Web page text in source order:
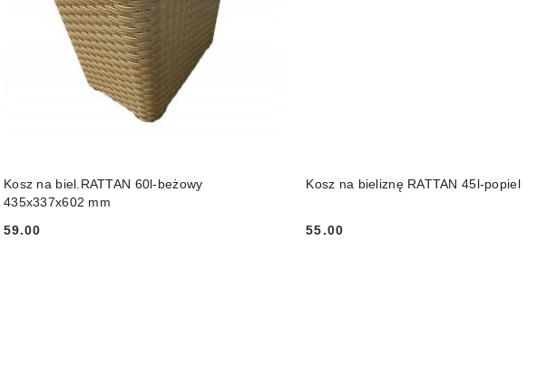
Kosz na biel.RATTAN 60l-beżowy
435x337x602 mm
Cena:
59.00
Kosz na bieliznę RATTAN 45l-popiel
Cena:
55.00